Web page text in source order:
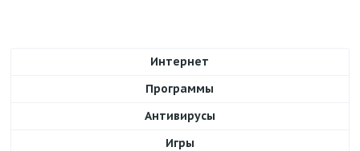
Интернет
Программы
Антивирусы
Игры